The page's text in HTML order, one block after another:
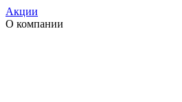
Акции
О компании